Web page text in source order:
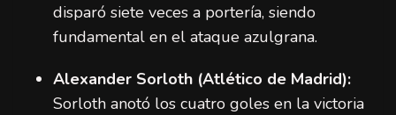
disparó siete veces a portería, siendo
fundamental en el ataque azulgrana.
Alexander Sorloth (Atlético de Madrid):
Sorloth anotó los cuatro goles en la victoria